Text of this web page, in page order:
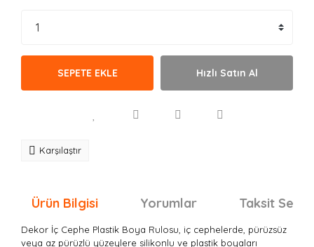
SEPETE EKLE Hızlı Satın Al
Karşılaştır
Ürün Bilgisi Yorumlar Taksit
Dekor İç Cephe Plastik Boya Rulosu, iç cephelerde, pürüzsüz
veya az pürüzlü yüzeylere silikonlu ve plastik boyaları